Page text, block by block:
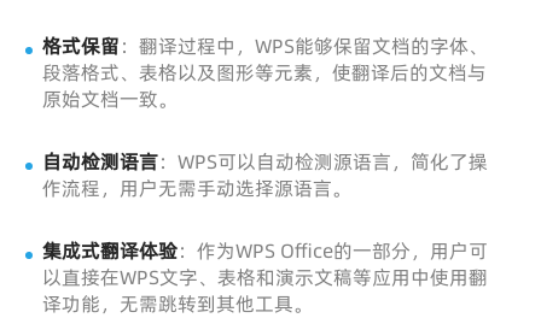
格式保留：翻译过程中，WPS能够保留文档的字体、
段落格式、表格以及图形等元素，使翻译后的文档与
原始文档一致。
自动检测语言：WPS可以自动检测源语言，简化了操
作流程，用户无需手动选择源语言。
集成式翻译体验：作为WPS Office的一部分，用户可
以直接在WPS文字、表格和演示文稿等应用中使用翻
译功能，无需跳转到其他工具。